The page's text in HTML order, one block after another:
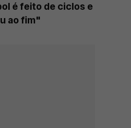
é feito de ciclos e
ao fim"